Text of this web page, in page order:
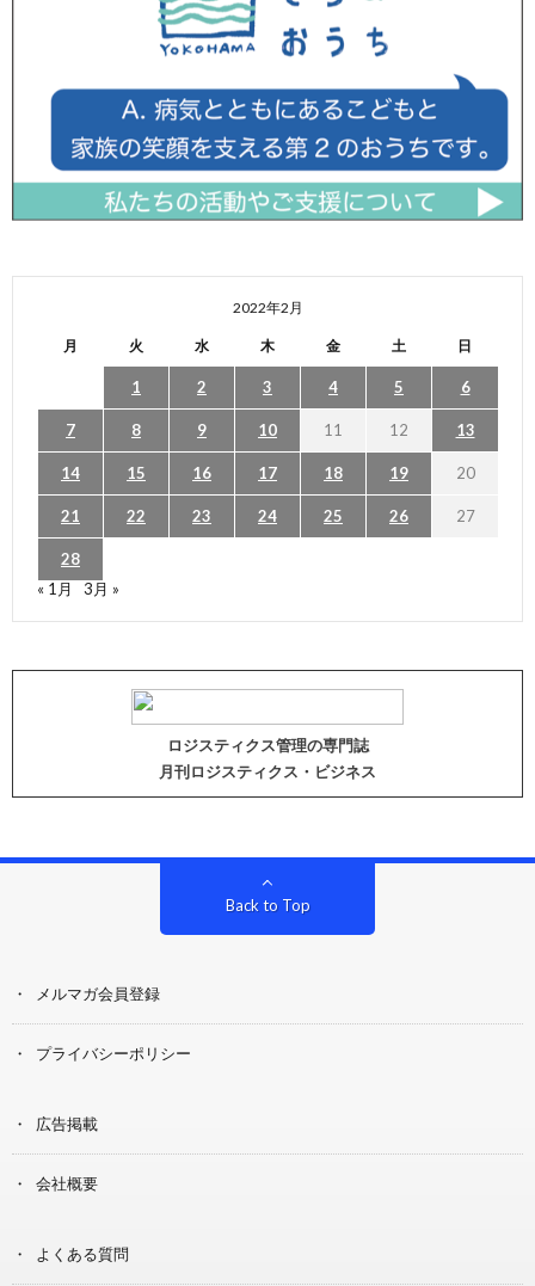
2022年2月
月 火 水 木 金 土 日
1 2 3 4 5 6
7 8 9 10 11 12 13
14 15 16 17 18 19 20
21 22 23 24 25 26 27
28
« 1月
3月 »
ロジスティクス管理の専門誌
月刊ロジスティクス・ビジネス
Back to Top
メルマガ会員登録
プライバシーポリシー
広告掲載
会社概要
よくある質問